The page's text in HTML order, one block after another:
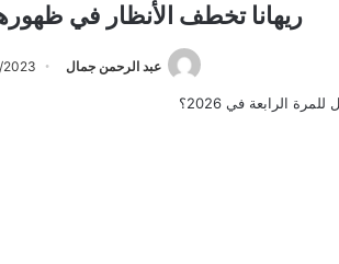
ريهانا تخطف الأنظار في
عبد الرحمن جمال 2023